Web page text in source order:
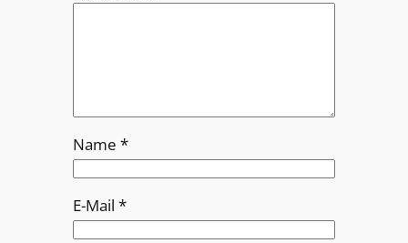
Name *
E-Mail *